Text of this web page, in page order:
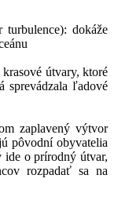
turbulence): dokáže
útvary, ktoré
sprevádzala ľadové
zaplavený výtvor
pôvodní obyvatelia
o prírodný útvar,
rozpadať sa na